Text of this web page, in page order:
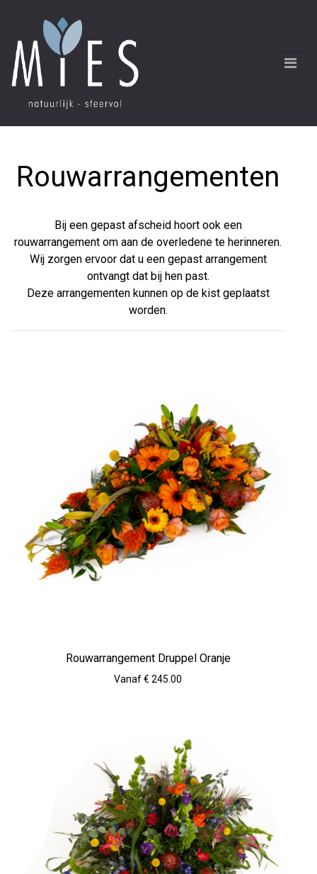
Rouwarrangementen
Bij een gepast afscheid hoort ook een
rouwarrangement om aan de overledene te herinneren.
Wij zorgen ervoor dat u een gepast arrangement
ontvangt dat bij hen past.
Deze arrangementen kunnen op de kist geplaatst
worden.
Rouwarrangement Druppel Oranje
Vanaf € 245.00